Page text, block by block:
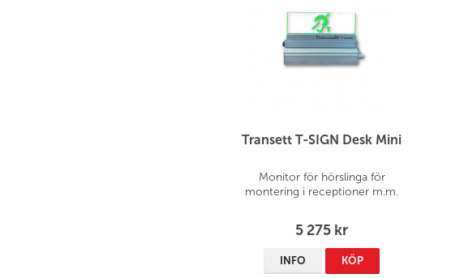
Transett T-SIGN Desk Mini
Monitor för hörslinga för
montering i receptioner m.m.
5 275 kr
INFO KÖP